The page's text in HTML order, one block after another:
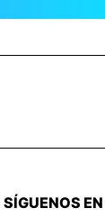
SÍGUENOS EN